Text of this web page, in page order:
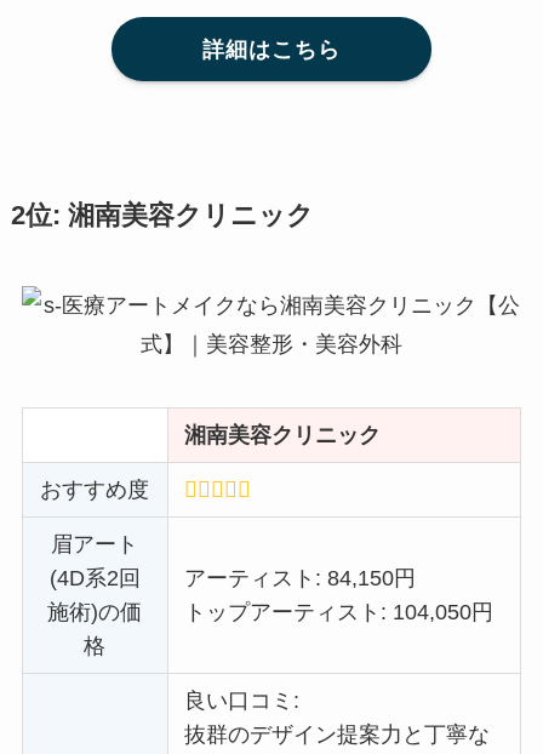
詳細はこちら
2位: 湘南美容クリニック
湘南美容クリニック
おすすめ度
眉アート
(4D系2回
施術)の価
格
アーティスト: 84,150円
トップアーティスト: 104,050円
良い口コミ:
抜群のデザイン提案力と丁寧な